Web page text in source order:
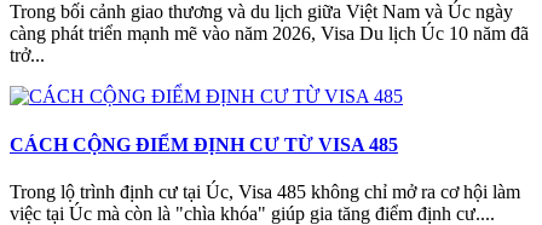
Trong bối cảnh giao thương và du lịch giữa Việt Nam và Úc ngày
càng phát triển mạnh mẽ vào năm 2026, Visa Du lịch Úc 10 năm đã
trở...
CÁCH CỘNG ĐIỂM ĐỊNH CƯ TỪ VISA 485
Trong lộ trình định cư tại Úc, Visa 485 không chỉ mở ra cơ hội làm
việc tại Úc mà còn là "chìa khóa" giúp gia tăng điểm định cư....